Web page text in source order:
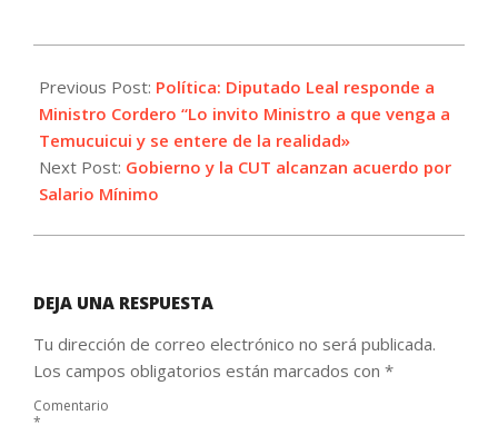
04-
30
Previous Post: Política: Diputado Leal responde a
Ministro Cordero “Lo invito Ministro a que venga a
Temucuicui y se entere de la realidad»
Next Post: Gobierno y la CUT alcanzan acuerdo por
Salario Mínimo
DEJA UNA RESPUESTA
Tu dirección de correo electrónico no será publicada.
Los campos obligatorios están marcados con *
Comentario
*